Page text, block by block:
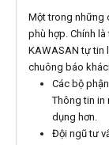
Một trong những
phù hợp. Chính
KAWASAN tự tin
chuông báo
Các bộ
Thông tin in
dụng hơn.
Đội ngũ tư